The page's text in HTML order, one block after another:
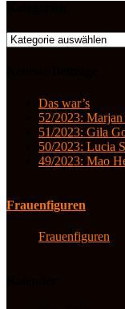
Kategorien
Das war’s
52/2023:
51/2023: Gila
50/2023: Lucia
49/2023: Mao
Frauenfiguren
Frauenfiguren